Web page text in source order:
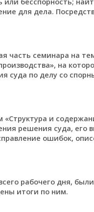
для дела.
часть семинара на
на
суда по делу со
и
решения суда, его
ошибок,
рабочего дня,
итоги по ним.